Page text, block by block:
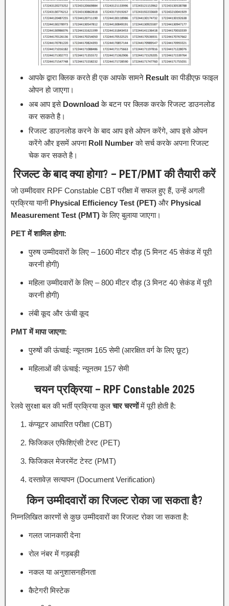
आपके द्वारा क्लिक करते ही एक आपके सामने Resultका पीडीएफ़ फाइल
ओपन हो जाएगा।
अब आप इसे Downloadके बटन पर क्लिक करके रिजल्ट डाउनलोड
कर सकते है।
रिजल्ट डाउनलोड करने के बाद आप इसे ओपन करेंगे, आप इसे ओपन
करेंगे और इसमें अपना Roll Numberको सर्च करके अपना रिजल्ट
चेक कर सकते है।
रिजल्ट के बाद क्या होगा? – PET/PMT की तैयारी करें
जो उम्मीदवार RPF Constable CBT परीक्षा में सफल हुए हैं, उन्हें अगली
प्रक्रिया यानी Physical Efficiency Test (PET) और Physical
Measurement Test (PMT)के लिए बुलाया जाएगा।
PET में शामिल होगा:
पुरुष उम्मीदवारों के लिए – 1600 मीटर दौड़ (5 मिनट 45 सेकंड में पूरी
करनी होगी)
महिला उम्मीदवारों के लिए – 800 मीटर दौड़ (3 मिनट 40 सेकंड में पूरी
करनी होगी)
लंबी कूद और ऊंची कूद
PMT में मापा जाएगा:
पुरुषों की ऊंचाई: न्यूनतम 165 सेमी (आरक्षित वर्ग के लिए छूट)
महिलाओं की ऊंचाई: न्यूनतम 157 सेमी
चयन प्रक्रिया – RPF Constable 2025
रेलवे सुरक्षा बल की भर्ती प्रक्रिया कुलचार चरणोंमें पूरी होती है:
कंप्यूटर आधारित परीक्षा (CBT)
फिजिकल एफिशिएंसी टेस्ट (PET)
फिजिकल मेजरमेंट टेस्ट (PMT)
दस्तावेज़ सत्यापन (Document Verification)
किन उम्मीदवारों का रिजल्ट रोका जा सकता है?
निम्नलिखित कारणों से कुछ उम्मीदवारों का रिजल्ट रोका जा सकता है:
गलत जानकारी देना
रोल नंबर में गड़बड़ी
नकल या अनुशासनहीनता
कैटेगरी मिस्टेक